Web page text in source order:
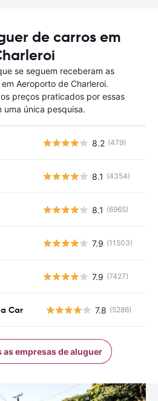
de carros em
se seguem receberam as
Aeroporto de Charleroi.
preços praticados por essas
uma única pesquisa.
8.2 (479)
8.1 (4354)
8.1 (6965)
7.9 (11503)
7.9 (7427)
Car 7.8 (5286)
empresas de aluguer